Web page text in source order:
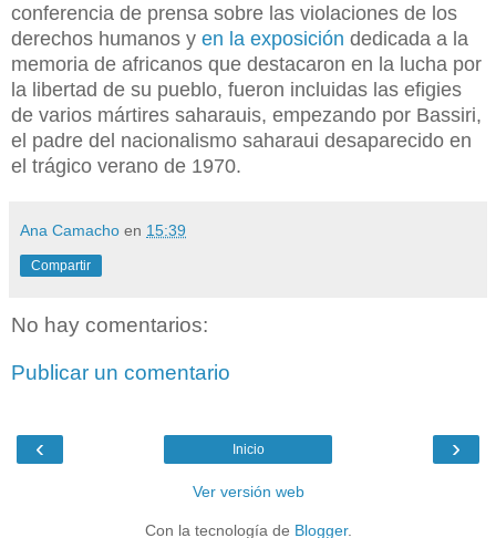
conferencia de prensa sobre las violaciones de los
derechos humanos y en la exposición dedicada a la
memoria de africanos que destacaron en la lucha por
la libertad de su pueblo, fueron incluidas las efigies
de varios mártires saharauis, empezando por Bassiri,
el padre del nacionalismo saharaui desaparecido en
el trágico verano de 1970.
Ana Camacho en 15:39
Compartir
No hay comentarios:
Publicar un comentario
‹ ›
Inicio
Ver versión web
Con la tecnología de Blogger.